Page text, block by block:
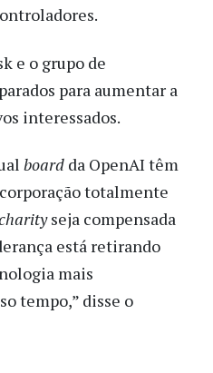
e o grupo de
para aumentar a
interessados.
board da OpenAI têm
totalmente
seja compensada
está retirando
mais
tempo,” disse o